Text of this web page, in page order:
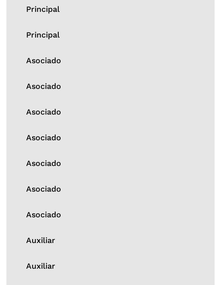
Principal
Principal
Asociado
Asociado
Asociado
Asociado
Asociado
Asociado
Asociado
Auxiliar
Auxiliar